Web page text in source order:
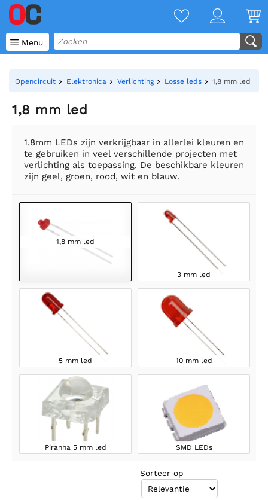
 Menu
Opencircuit Elektronica Verlichting Losse leds 1,8 mm led
1,8 mm led
1.8mm LEDs zijn verkrijgbaar in allerlei kleuren en
te gebruiken in veel verschillende projecten met
verlichting als toepassing. De beschikbare kleuren
zijn geel, groen, rood, wit en blauw.
1,8 mm led
3 mm led
5 mm led 10 mm led
Piranha 5 mm led SMD LEDs
Sorteer op